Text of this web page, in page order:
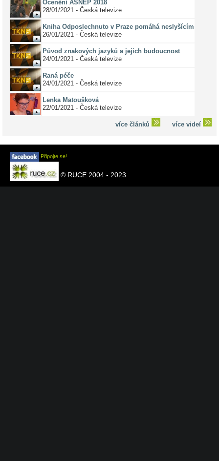
Ocenění ASNEP 2018
28/01/2021 - Česká televize
Kniha Odposlechnuto v Praze pomáhá neslyšícím
26/01/2021 - Česká televize
Původ znakových jazyků a jejich budoucnost
24/01/2021 - Česká televize
Raná péče
24/01/2021 - Česká televize
Lenka Matoušková
22/01/2021 - Česká televize
více článků více videí
Připojte se!
© RUCE 2004 - 2023